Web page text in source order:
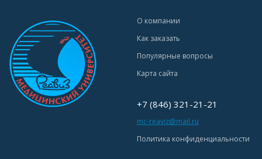
О компании
Как заказать
Популярные вопросы
Карта сайта
+7 (846) 321-21-21
mc-reaviz@mail.ru
Политика конфиденциальности